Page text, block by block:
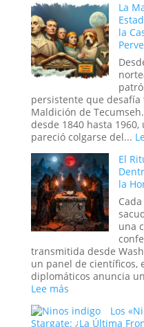
La
la
persistente que
Maldición de
desde 1840 hasta
pareció colgarse del...
El
la
una
transmitida desde
un panel de científicos,
diplomáticos anuncia
Lee más:
Ritual
Los
Stargate: ¿La Última